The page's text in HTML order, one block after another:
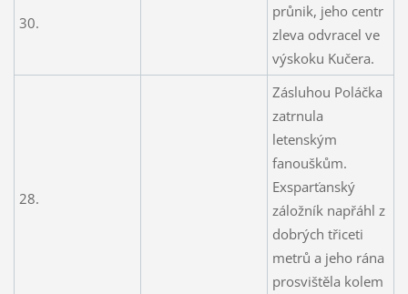
30.
průnik, jeho centr
zleva odvracel ve
výskoku Kučera.
28.
Zásluhou Poláčka
zatrnula
letenským
fanouškům.
Exsparťanský
záložník napřáhl z
dobrých třiceti
metrů a jeho rána
prosvištěla kolem